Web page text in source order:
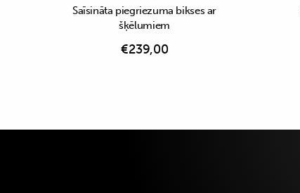
Saīsināta piegriezuma bikses ar
šķēlumiem
€239,00